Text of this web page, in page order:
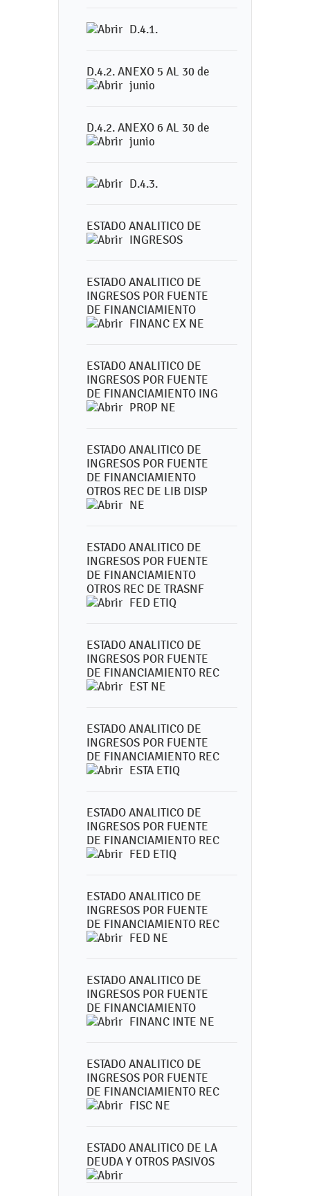
D.4.1.
D.4.2. ANEXO 5 AL 30 de
junio
D.4.2. ANEXO 6 AL 30 de
junio
D.4.3.
ESTADO ANALITICO DE
INGRESOS
ESTADO ANALITICO DE
INGRESOS POR FUENTE
DE FINANCIAMIENTO
FINANC EX NE
ESTADO ANALITICO DE
INGRESOS POR FUENTE
DE FINANCIAMIENTO ING
PROP NE
ESTADO ANALITICO DE
INGRESOS POR FUENTE
DE FINANCIAMIENTO
OTROS REC DE LIB DISP
NE
ESTADO ANALITICO DE
INGRESOS POR FUENTE
DE FINANCIAMIENTO
OTROS REC DE TRASNF
FED ETIQ
ESTADO ANALITICO DE
INGRESOS POR FUENTE
DE FINANCIAMIENTO REC
EST NE
ESTADO ANALITICO DE
INGRESOS POR FUENTE
DE FINANCIAMIENTO REC
ESTA ETIQ
ESTADO ANALITICO DE
INGRESOS POR FUENTE
DE FINANCIAMIENTO REC
FED ETIQ
ESTADO ANALITICO DE
INGRESOS POR FUENTE
DE FINANCIAMIENTO REC
FED NE
ESTADO ANALITICO DE
INGRESOS POR FUENTE
DE FINANCIAMIENTO
FINANC INTE NE
ESTADO ANALITICO DE
INGRESOS POR FUENTE
DE FINANCIAMIENTO REC
FISC NE
ESTADO ANALITICO DE LA
DEUDA Y OTROS PASIVOS